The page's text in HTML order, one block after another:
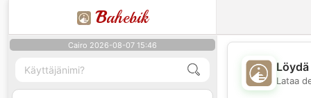
Bahebik
Cairo 2026-08-07 15:46
Lataa